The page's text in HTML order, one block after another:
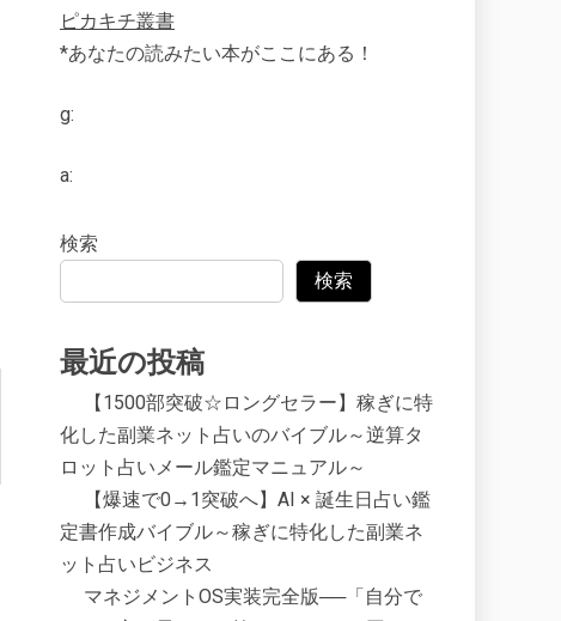
ピカキチ叢書
*あなたの読みたい本がここにある！
g:
a:
検索
検索
最近の投稿
【1500部突破☆ロングセラー】稼ぎに特
化した副業ネット占いのバイブル～逆算タ
ロット占いメール鑑定マニュアル～
【爆速で0→1突破へ】AI × 誕生日占い鑑
定書作成バイブル～稼ぎに特化した副業ネ
ット占いビジネス
マネジメントOS実装完全版──「自分で